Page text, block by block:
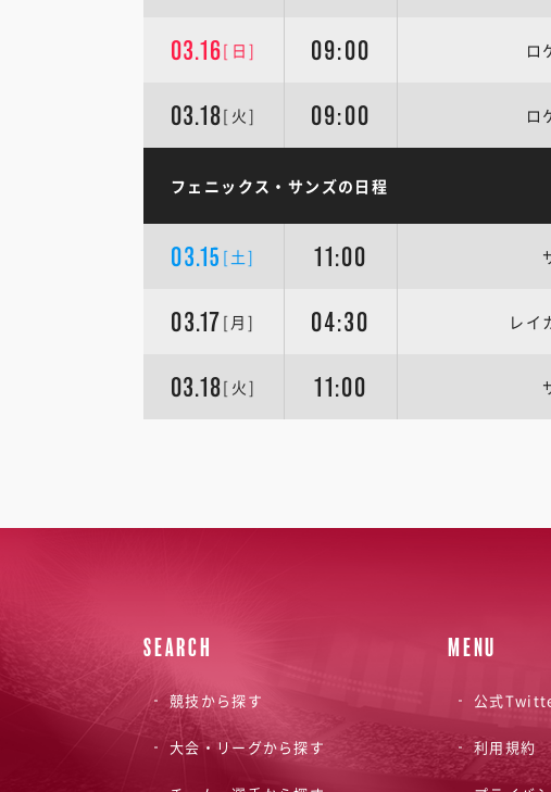
03.16[日] 09:00 ロ
03.18[火] 09:00 ロ
フェニックス・サンズの日程
03.15 [土] 11:00
03.17 [月] 04:30 レイ
03.18[火] 11:00
SEARCH
競技から探す
大会・リーグから探す
MENU
公式
利用規約